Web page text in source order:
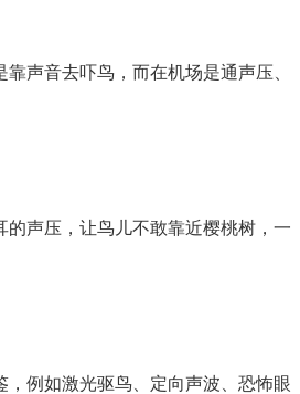
声音去吓鸟，而在机场是通声压、
声压，让鸟儿不敢靠近樱桃树，一
例如激光驱鸟、定向声波、恐怖眼